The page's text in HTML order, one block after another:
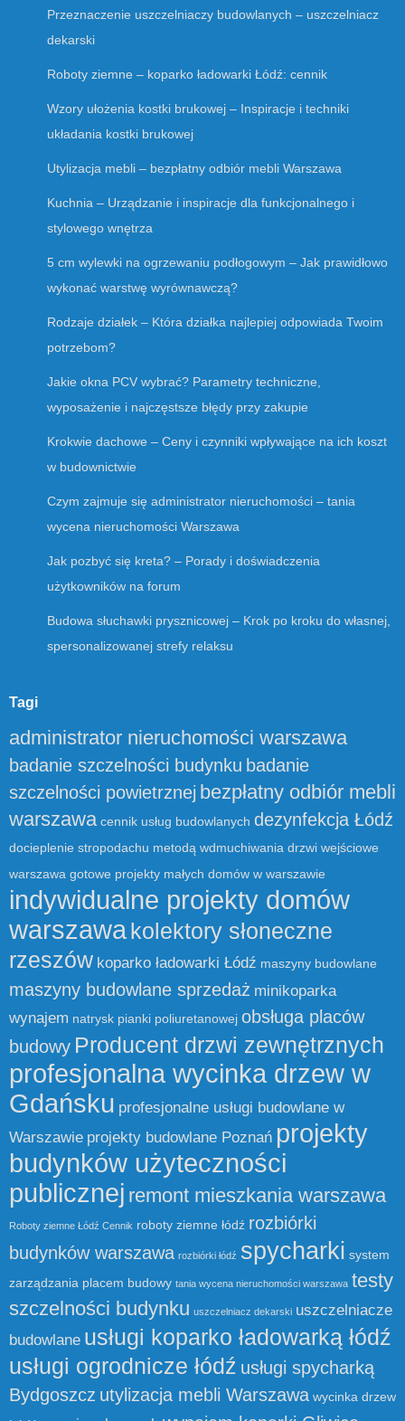
Przeznaczenie uszczelniaczy budowlanych – uszczelniacz
dekarski
Roboty ziemne – koparko ładowarki Łódź: cennik
Wzory ułożenia kostki brukowej – Inspiracje i techniki
układania kostki brukowej
Utylizacja mebli – bezpłatny odbiór mebli Warszawa
Kuchnia – Urządzanie i inspiracje dla funkcjonalnego i
stylowego wnętrza
5 cm wylewki na ogrzewaniu podłogowym – Jak prawidłowo
wykonać warstwę wyrównawczą?
Rodzaje działek – Która działka najlepiej odpowiada Twoim
potrzebom?
Jakie okna PCV wybrać? Parametry techniczne,
wyposażenie i najczęstsze błędy przy zakupie
Krokwie dachowe – Ceny i czynniki wpływające na ich koszt
w budownictwie
Czym zajmuje się administrator nieruchomości – tania
wycena nieruchomości Warszawa
Jak pozbyć się kreta? – Porady i doświadczenia
użytkowników na forum
Budowa słuchawki prysznicowej – Krok po kroku do własnej,
spersonalizowanej strefy relaksu
Tagi
administrator nieruchomości warszawa
badanie szczelności budynku badanie
szczelności powietrznej bezpłatny odbiór mebli
warszawa cennik usług budowlanych dezynfekcja Łódź
docieplenie stropodachu metodą wdmuchiwania drzwi wejściowe
warszawa gotowe projekty małych domów w warszawie
indywidualne projekty domów
warszawakolektory słoneczne
rzeszów koparko ładowarki Łódź maszyny budowlane
maszyny budowlane sprzedaż minikoparka
wynajem natrysk pianki poliuretanowej obsługa placów
budowy Producent drzwi zewnętrznych
profesjonalna wycinka drzew w
Gdańsku profesjonalne usługi budowlane w
Warszawie projekty budowlane Poznań projekty
budynków użyteczności
publicznej remont mieszkania warszawa
Roboty ziemne Łódź Cennik roboty ziemne łódź rozbiórki
budynków warszawa rozbiórki łódź spycharki system
zarządzania placem budowy tania wycena nieruchomości warszawa testy
szczelności budynku uszczelniacz dekarski uszczelniacze
budowlane usługi koparko ładowarką łódź
usługi ogrodnicze łódź usługi spycharką
Bydgoszcz utylizacja mebli Warszawa wycinka drzew